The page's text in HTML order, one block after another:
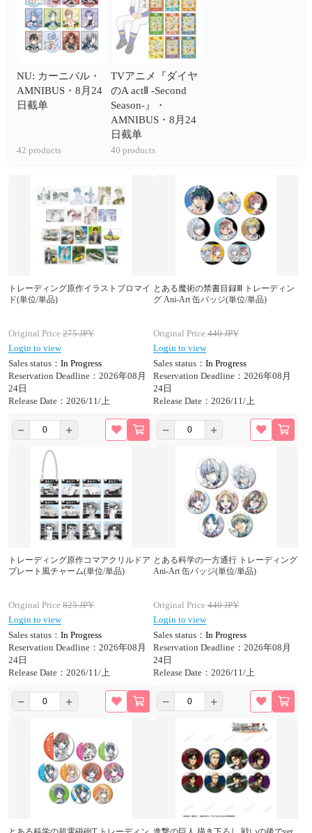
NU: カーニバル・
AMNIBUS・8月24
日截单
42 products
TVアニメ『ダイヤ
のA actⅡ -Second
Season-』・
AMNIBUS・8月24
日截单
40 products
トレーディング原作イラストブロマイ
ド(単位/単品)
Original Price 275JPY
Login to view
Sales status： In Progress
Reservation Deadline：2026年08月
24日
Release Date：2026/11/上
とある魔術の禁書目録Ⅲ トレーディン
グ Ani-Art 缶バッジ(単位/単品)
Original Price 440JPY
Login to view
Sales status： In Progress
Reservation Deadline：2026年08月
24日
Release Date：2026/11/上
トレーディング原作コマアクリルドア
プレート風チャーム(単位/単品)
Original Price 825JPY
Login to view
Sales status： In Progress
Reservation Deadline：2026年08月
24日
Release Date：2026/11/上
とある科学の一方通行 トレーディング
Ani-Art 缶バッジ(単位/単品)
Original Price 440JPY
Login to view
Sales status： In Progress
Reservation Deadline：2026年08月
24日
Release Date：2026/11/上